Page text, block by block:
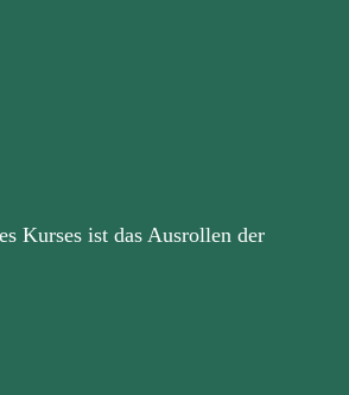
Kurses ist das Ausrollen der